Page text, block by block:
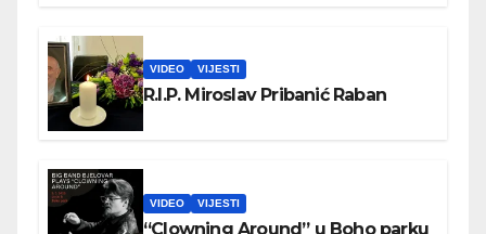
VIDEO VIJESTI
R.I.P. Miroslav Pribanić Raban
VIDEO VIJESTI
“Clowning Around” u Boho parku